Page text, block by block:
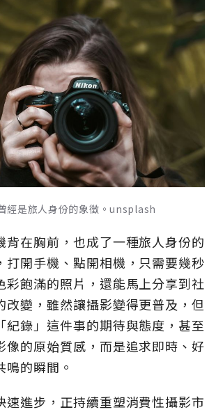
經是旅人身份的象徵。unsplash
背在胸前，也成了一種旅人身份的
打開手機、點開相機，只需要幾秒
彩飽滿的照片，還能馬上分享到社
改變，雖然讓攝影變得更普及，但
紀錄」這件事的期待與態度，甚至
像的原始質感，而是追求即時、好
的瞬間。
速進步，正持續重塑消費性攝影市